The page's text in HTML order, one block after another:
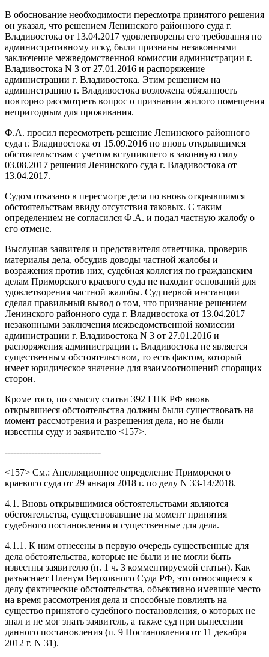
В обоснование необходимости пересмотра принятого решения
он указал, что решением Ленинского районного суда г.
Владивостока от 13.04.2017 удовлетворены его требования по
административному иску, были признаны незаконными
заключение межведомственной комиссии администрации г.
Владивостока N 3 от 27.01.2016 и распоряжение
администрации г. Владивостока. Этим решением на
администрацию г. Владивостока возложена обязанность
повторно рассмотреть вопрос о признании жилого помещения
непригодным для проживания.
Ф.А. просил пересмотреть решение Ленинского районного
суда г. Владивостока от 15.09.2016 по вновь открывшимся
обстоятельствам с учетом вступившего в законную силу
03.08.2017 решения Ленинского суда г. Владивостока от
13.04.2017.
Судом отказано в пересмотре дела по вновь открывшимся
обстоятельствам ввиду отсутствия таковых. С таким
определением не согласился Ф.А. и подал частную жалобу о
его отмене.
Выслушав заявителя и представителя ответчика, проверив
материалы дела, обсудив доводы частной жалобы и
возражения против них, судебная коллегия по гражданским
делам Приморского краевого суда не находит оснований для
удовлетворения частной жалобы. Суд первой инстанции
сделал правильный вывод о том, что признание решением
Ленинского районного суда г. Владивостока от 13.04.2017
незаконными заключения межведомственной комиссии
администрации г. Владивостока N 3 от 27.01.2016 и
распоряжения администрации г. Владивостока не является
существенным обстоятельством, то есть фактом, который
имеет юридическое значение для взаимоотношений спорящих
сторон.
Кроме того, по смыслу статьи 392 ГПК РФ вновь
открывшиеся обстоятельства должны были существовать на
момент рассмотрения и разрешения дела, но не были
известны суду и заявителю <157>.
--------------------------------
<157> См.: Апелляционное определение Приморского
краевого суда от 29 января 2018 г. по делу N 33-14/2018.
4.1. Вновь открывшимися обстоятельствами являются
обстоятельства, существовавшие на момент принятия
судебного постановления и существенные для дела.
4.1.1. К ним отнесены в первую очередь существенные для
дела обстоятельства, которые не были и не могли быть
известны заявителю (п. 1 ч. 3 комментируемой статьи). Как
разъясняет Пленум Верховного Суда РФ, это относящиеся к
делу фактические обстоятельства, объективно имевшие место
на время рассмотрения дела и способные повлиять на
существо принятого судебного постановления, о которых не
знал и не мог знать заявитель, а также суд при вынесении
данного постановления (п. 9 Постановления от 11 декабря
2012 г. N 31).